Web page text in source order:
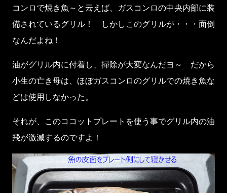
コンロで焼き魚～と云えば、ガスコンロの中央内部に装
備されているグリル！ しかしこのグリルが・・・面倒
なんだよね！
油がグリル内に付着し、掃除が大変なんだヨ～ だから
小生の亡き母は、ほぼガスコンロのグリルでの焼き魚な
どは使用しなかった。
それが、このココットプレートを使う事でグリル内の油
飛が激減するのですよ！